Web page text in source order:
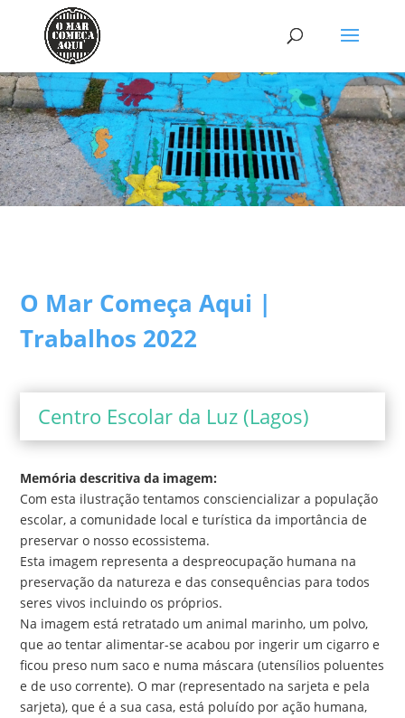
O Mar Começa Aqui |
Trabalhos 2022
Centro Escolar da Luz (Lagos)
Memória descritiva da imagem:
Com esta ilustração tentamos consciencializar a população
escolar, a comunidade local e turística da importância de
preservar o nosso ecossistema.
Esta imagem representa a despreocupação humana na
preservação da natureza e das consequências para todos
seres vivos incluindo os próprios.
Na imagem está retratado um animal marinho, um polvo,
que ao tentar alimentar-se acabou por ingerir um cigarro e
ficou preso num saco e numa máscara (utensílios poluentes
e de uso corrente). O mar (representado na sarjeta e pela
sarjeta), que é a sua casa, está poluído por ação humana,